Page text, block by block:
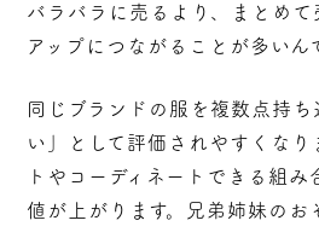
バラバラに売るより、
まとめ
アップ につながることが多いん
同じブランドの服を複数点持ち
い」として評価されやすくなり
トやコーディネートできる組
値が上がります。兄弟姉妹のお